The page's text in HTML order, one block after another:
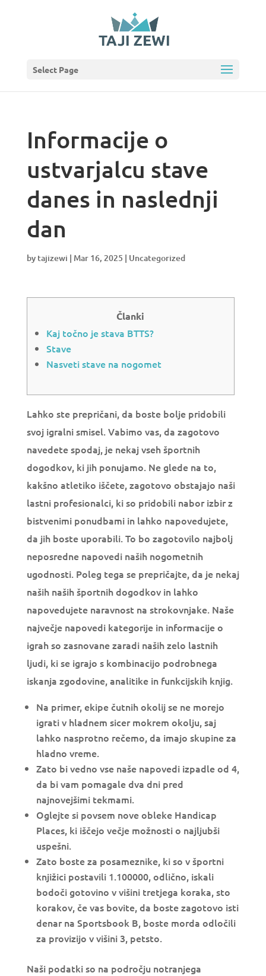
Select Page
Informacije o
ustvarjalcu stave
danes in naslednji
dan
by tajizewi | Mar 16, 2025 | Uncategorized
Članki
Kaj točno je stava BTTS?
Stave
Nasveti stave na nogomet
Lahko ste prepričani, da boste bolje pridobili
svoj igralni smisel. Vabimo vas, da zagotovo
navedete spodaj, je nekaj vseh športnih
dogodkov, ki jih ponujamo. Ne glede na to,
kakšno atletiko iščete, zagotovo obstajajo naši
lastni profesionalci, ki so pridobili nabor izbir z
bistvenimi ponudbami in lahko napovedujete,
da jih boste uporabili. To bo zagotovilo najbolj
neposredne napovedi naših nogometnih
ugodnosti. Poleg tega se prepričajte, da je nekaj
naših naših športnih dogodkov in lahko
napovedujete naravnost na strokovnjake. Naše
največje napovedi kategorije in informacije o
igrah so zasnovane zaradi naših zelo lastnih
ljudi, ki se igrajo s kombinacijo podrobnega
iskanja zgodovine, analitike in funkcijskih knjig.
Na primer, ekipe čutnih okolij se ne morejo
igrati v hladnem sicer mokrem okolju, saj
lahko nasprotno rečemo, da imajo skupine za
hladno vreme.
Zato bi vedno vse naše napovedi izpadle od 4,
da bi vam pomagale dva dni pred
najnovejšimi tekmami.
Oglejte si povsem nove obleke Handicap
Places, ki iščejo večje možnosti o najljubši
uspešni.
Zato boste za posameznike, ki so v športni
knjižici postavili 1.100000, odlično, iskali
bodoči gotovino v višini tretjega koraka, sto
korakov, če vas bovite, da boste zagotovo isti
denar na Sportsbook B, boste morda odločili
za provizijo v višini 3, petsto.
Naši podatki so na področju notranjega